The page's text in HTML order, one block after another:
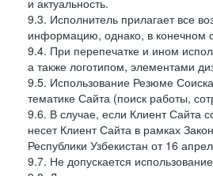
и актуальность.
9.3. Исполнитель прилагает все
информацию, однако, в конечном
9.4. При перепечатке и ином
а также логотипом, элементами
9.5. Использование Резюме
тематике Сайта (поиск работы,
9.6. В случае, если Клиент Сайта
несет Клиент Сайта в рамках
Республики Узбекистан от 16
9.7. Не допускается